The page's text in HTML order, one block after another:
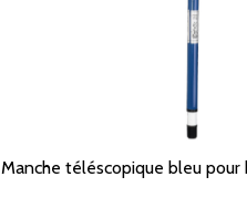
Manche téléscopique bleu pour